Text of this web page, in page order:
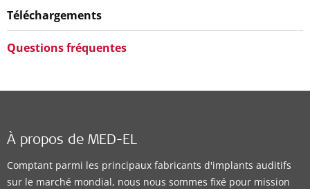
Téléchargements
Questions fréquentes
À propos de MED-EL
Comptant parmi les principaux fabricants d'implants auditifs
sur le marché mondial, nous nous sommes fixé pour mission